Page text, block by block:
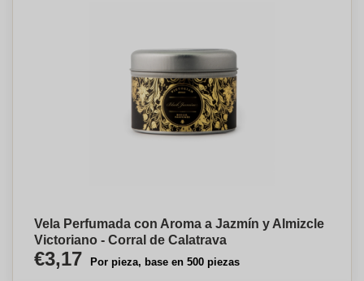
Vela Perfumada con Aroma a Jazmín y Almizcle
Victoriano - Corral de Calatrava
€3,17 Por pieza, base en 500 piezas